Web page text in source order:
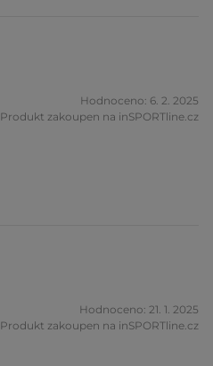
Hodnoceno: 6. 2. 2025
Produkt zakoupen na inSPORTline.cz
Hodnoceno: 21. 1. 2025
Produkt zakoupen na inSPORTline.cz